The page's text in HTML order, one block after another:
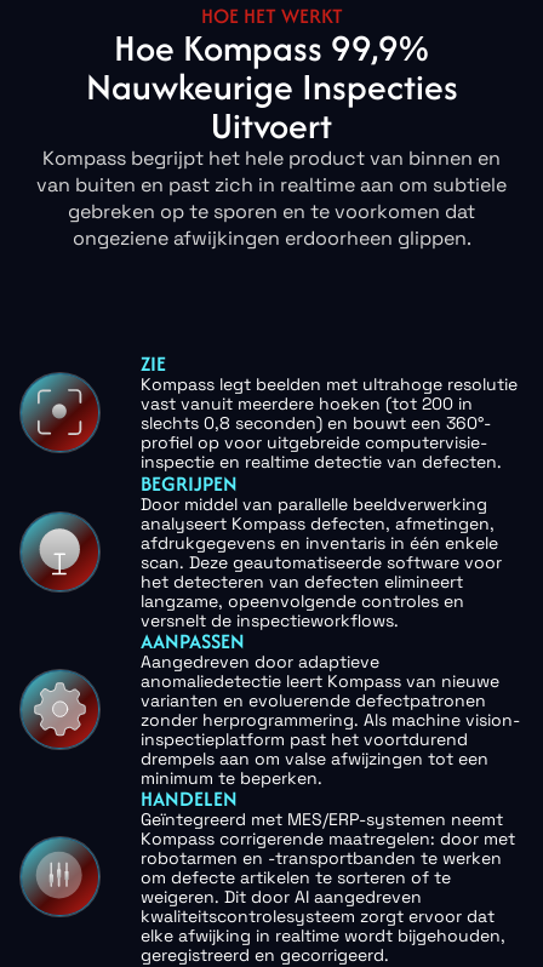
HOE HET WERKT
Hoe Kompass 99,9%
Nauwkeurige Inspecties
Uitvoert
Kompass begrijpt het hele product van binnen en
van buiten en past zich in realtime aan om subtiele
gebreken op te sporen en te voorkomen dat
ongeziene afwijkingen erdoorheen glippen.
ZIE
Kompass legt beelden met ultrahoge resolutie
vast vanuit meerdere hoeken (tot 200 in
slechts 0,8 seconden) en bouwt een 360°-
profiel op voor uitgebreide computervisie-
inspectie en realtime detectie van defecten.
BEGRIJPEN
Door middel van parallelle beeldverwerking
analyseert Kompass defecten, afmetingen,
afdrukgegevens en inventaris in één enkele
scan. Deze geautomatiseerde software voor
het detecteren van defecten elimineert
langzame, opeenvolgende controles en
versnelt de inspectieworkflows.
AANPASSEN
Aangedreven door adaptieve
anomaliedetectie leert Kompass van nieuwe
varianten en evoluerende defectpatronen
zonder herprogrammering. Als machine vision-
inspectieplatform past het voortdurend
drempels aan om valse afwijzingen tot een
minimum te beperken.
HANDELEN
Geïntegreerd met MES/ERP-systemen neemt
Kompass corrigerende maatregelen: door met
robotarmen en -transportbanden te werken
om defecte artikelen te sorteren of te
weigeren. Dit door AI aangedreven
kwaliteitscontrolesysteem zorgt ervoor dat
elke afwijking in realtime wordt bijgehouden,
geregistreerd en gecorrigeerd.